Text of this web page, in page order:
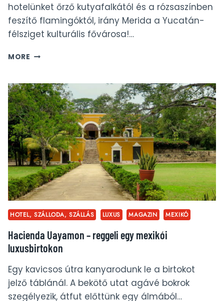
hotelünket őrző kutyafalkától és a rózsaszínben
feszítő flamingóktól, irány Merida a Yucatán-
félsziget kulturális fővárosa!…
MORE MERIDA
NAP
ALATT
HOTEL, SZÁLLODA, SZÁLLÁS LUXUS MAGAZIN MEXIKÓ
Hacienda Uayamon – reggeli egy mexikói
luxusbirtokon
Egy kavicsos útra kanyarodunk le a birtokot
jelző táblánál. A bekötő utat agávé bokrok
szegélyezik, átfut előttünk egy álmából…